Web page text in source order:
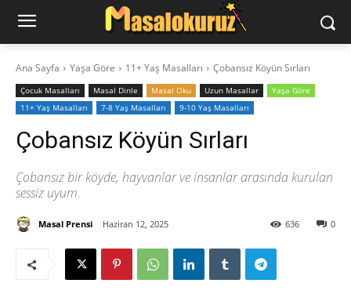
Ana Sayfa Yaşa Göre 11+ Yaş Masalları Çobansız Köyün Sırları
‍Çocuk Masalları Masal Dinle Masal Oku Uzun Masallar
Yaşa Göre
11+ Yaş Masalları
7-8 Yaş Masalları 9-10 Yaş Masalları
Çobansız Köyün Sırları
Çobansız bir köyde, hayvanlar ve insanlar arasında kurulan
sessiz uyum.
Masal Prensi Haziran 12, 2025 0
636